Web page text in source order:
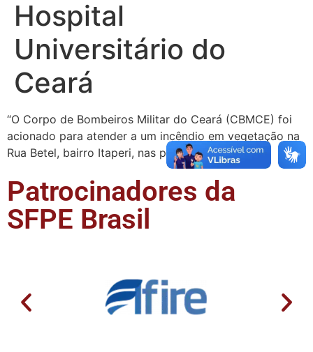
Hospital
Universitário do
Ceará
“O Corpo de Bombeiros Militar do Ceará (CBMCE) foi
acionado para atender a um incêndio em vegetação na
Rua Betel, bairro Itaperi, nas proximidades do …
Patrocinadores da
SFPE Brasil